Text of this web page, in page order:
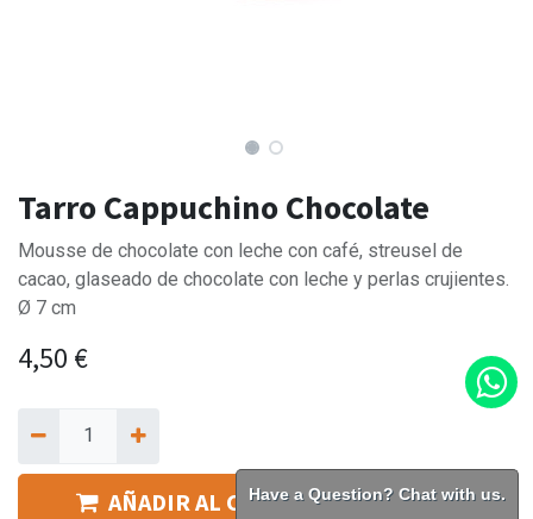
Tarro Cappuchino Chocolate
Mousse de chocolate con leche con café, streusel de
cacao, glaseado de chocolate con leche y perlas crujientes.
Ø 7 cm
4,50 €
AÑADIR AL CARRITOHave a Question? Chat with us.